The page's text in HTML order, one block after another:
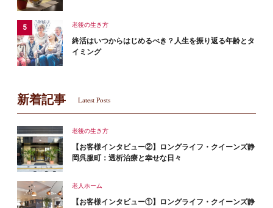
老後の生き方
終活はいつからはじめるべき？人生を振り返る年齢とタ
イミング
新着記事 Latest Posts
老後の生き方
【お客様インタビュー②】ロングライフ・クイーンズ静
岡呉服町：透析治療と幸せな日々
老人ホーム
【お客様インタビュー①】ロングライフ・クイーンズ静